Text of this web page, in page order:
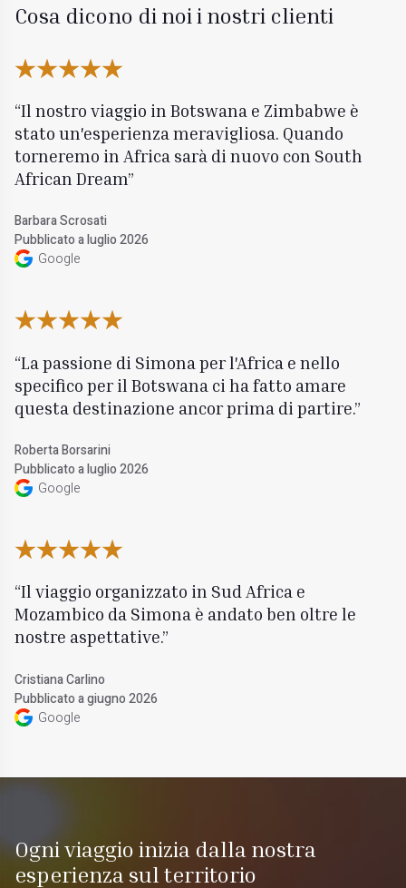
Cosa dicono di noi i nostri clienti
Il nostro viaggio in Botswana e Zimbabwe è
stato un'esperienza meravigliosa. Quando
torneremo in Africa sarà di nuovo con South
African Dream
Barbara Scrosati
Pubblicato a luglio 2026
Google
La passione di Simona per l'Africa e nello
specifico per il Botswana ci ha fatto amare
questa destinazione ancor prima di partire.
Roberta Borsarini
Pubblicato a luglio 2026
Google
Il viaggio organizzato in Sud Africa e
Mozambico da Simona è andato ben oltre le
nostre aspettative.
Cristiana Carlino
Pubblicato a giugno 2026
Google
Ogni viaggio inizia dalla nostra
esperienza sul territorio